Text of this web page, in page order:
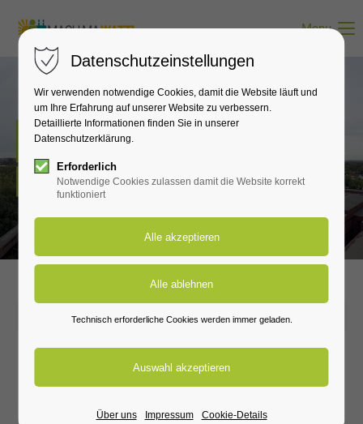
Menu
Neuigkeiten
Hier erfährst du alles zu den wichtigsten Neuigkeiten.
2024-12-12 10:10
Kontaktieren Sie uns:
Datenschutzeinstellungen
Wir verwenden notwendige Cookies, damit die Website läuft und
um Ihre Erfahrung auf unserer Website zu verbessern.
Detaillierte Informationen finden Sie in unserer
Datenschutzerklärung.
Erforderlich
Notwendige Cookies zulassen damit die Website korrekt
funktioniert
Technisch erforderliche Cookies werden immer geladen.
Über uns Impressum Cookie-Details